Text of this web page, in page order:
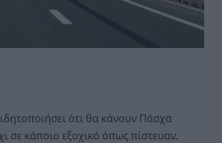
ότι θα κάνουν Πάσχα
σε κάποιο εξοχικό όπως πίστευαν.